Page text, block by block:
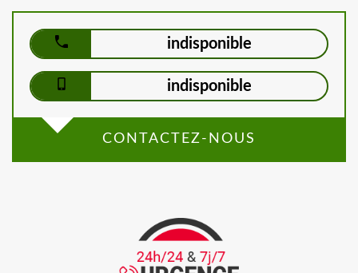
indisponible
indisponible
CONTACTEZ-NOUS